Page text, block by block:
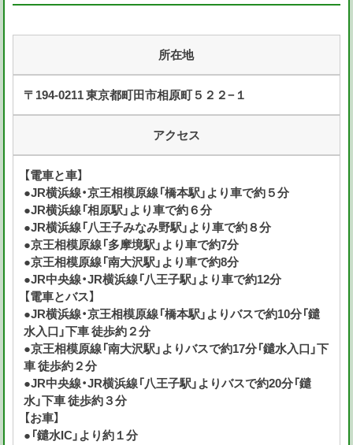
所在地
〒194-0211 東京都町田市相原町５２２−１
アクセス
【電車と車】
●JR横浜線・京王相模原線「橋本駅」より車で約５分
●JR横浜線「相原駅」より車で約６分
●JR横浜線「八王子みなみ野駅」より車で約８分
●京王相模原線「多摩境駅」より車で約7分
●京王相模原線「南大沢駅」より車で約8分
●JR中央線・JR横浜線「八王子駅」より車で約12分
【電車とバス】
●JR横浜線・京王相模原線「橋本駅」よりバスで約10分「鑓
水入口」下車 徒歩約２分
●京王相模原線「南大沢駅」よりバスで約17分「鑓水入口」下
車 徒歩約２分
●JR中央線・JR横浜線「八王子駅」よりバスで約20分「鑓
水」下車 徒歩約３分
【お車】
●「鑓水IC」より約１分